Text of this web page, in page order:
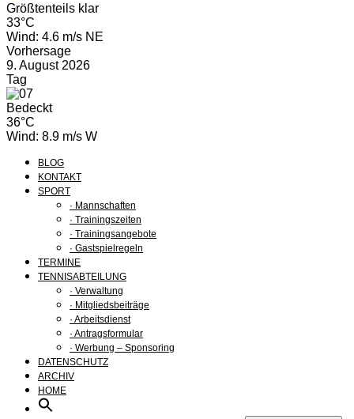
Größtenteils klar
33°C
Wind: 4.6 m/s NE
Vorhersage
9. August 2026
Tag
Bedeckt
36°C
Wind: 8.9 m/s W
BLOG
KONTAKT
SPORT
· Mannschaften
· Trainingszeiten
· Trainingsangebote
· Gastspielregeln
TERMINE
TENNISABTEILUNG
· Verwaltung
· Mitgliedsbeiträge
· Arbeitsdienst
· Antragsformular
· Werbung – Sponsoring
DATENSCHUTZ
ARCHIV
HOME